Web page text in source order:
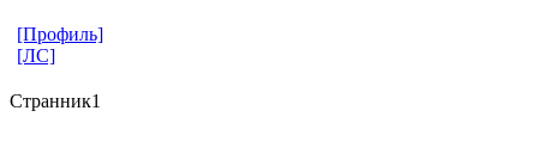
[Профиль]
[ЛС]
Странник1